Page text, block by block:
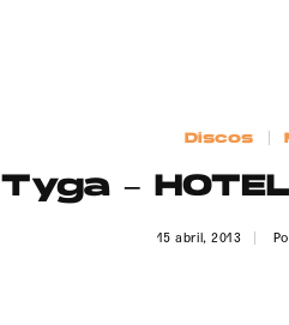
Discos
Tyga –
15 abril, 2013